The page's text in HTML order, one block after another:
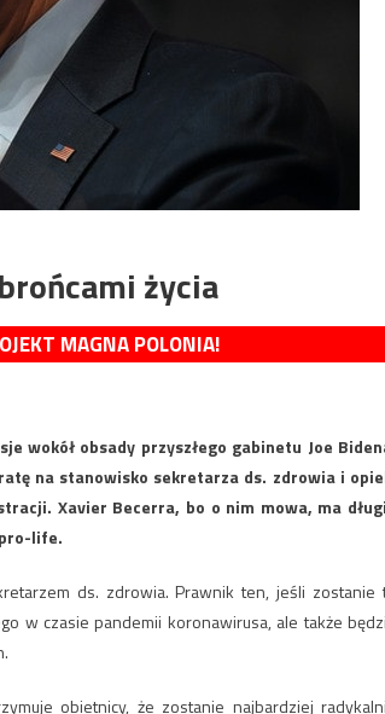
życia
MAGNA POLONIA!
wokół obsady przyszłego gabinetu Joe
na stanowisko sekretarza ds. zdrowia i
Xavier Becerra, bo o nim mowa, ma
life.
ds. zdrowia. Prawnik ten, jeśli zostanie
w czasie pandemii koronawirusa, ale także
obietnicy, że zostanie najbardziej